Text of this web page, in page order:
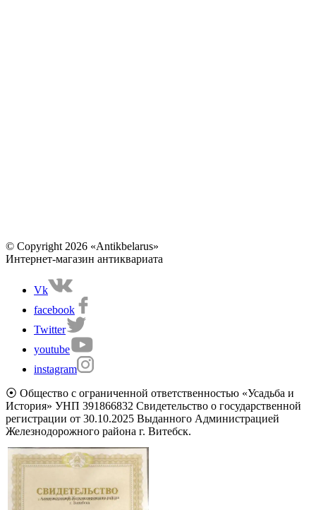
© Copyright 2026 «Antikbelarus»
Интернет-магазин антиквариата
Vk
facebook
Twitter
youtube
instagram
⦿ Общество с ограниченной ответственностью «Усадьба и
История» УНП 391866832 Свидетельство о государственной
регистрации от 30.10.2025 Выданного Администрацией
Железнодорожного района г. Витебск.